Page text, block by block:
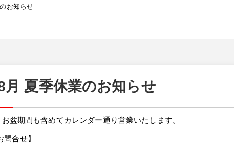
お知らせ
月 夏季休業のお知らせ
盆期間も含めてカレンダー通り営業いたします。
問合せ】